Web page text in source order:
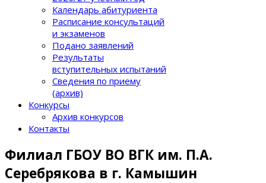
Календарь абитуриента
Расписание консультаций
и экзаменов
Подано заявлений
Результаты
вступительных испытаний
Сведения по приему
(архив)
Конкурсы
Архив конкурсов
Контакты
Филиал ГБОУ ВО ВГК им. П.А.
Серебрякова в г. Камышин